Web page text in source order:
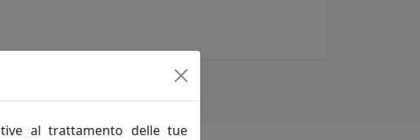
al trattamento delle tue